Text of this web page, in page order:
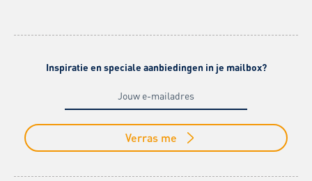
Inspiratie en speciale aanbiedingen in je mailbox?
Verras me